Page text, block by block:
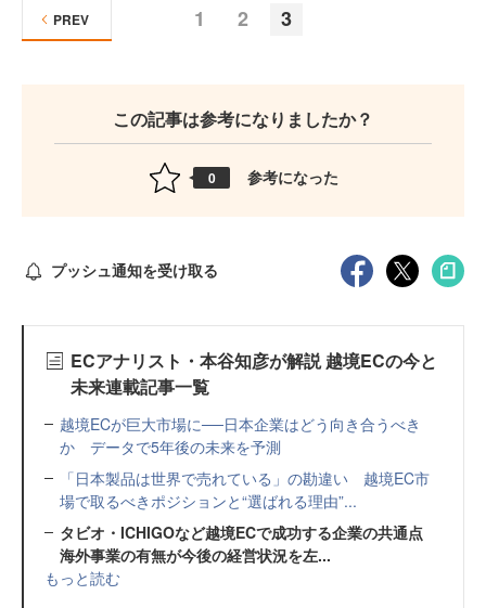
1 2 3
PREV
この記事は参考になりましたか？
0 参考になった
プッシュ通知を受け取る
ECアナリスト・本谷知彦が解説 越境ECの今と
未来連載記事一覧
越境ECが巨大市場に──日本企業はどう向き合うべき
か データで5年後の未来を予測
「日本製品は世界で売れている」の勘違い 越境EC市
場で取るべきポジションと“選ばれる理由”...
タビオ・ICHIGOなど越境ECで成功する企業の共通点
海外事業の有無が今後の経営状況を左...
もっと読む